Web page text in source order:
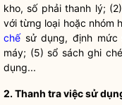
kho, số phải thanh lý;
với từng loại hoặc nhóm
chếsử dụng, định mức
máy; (5) sổ sách ghi
dụng...
2. Thanh tra việc sử